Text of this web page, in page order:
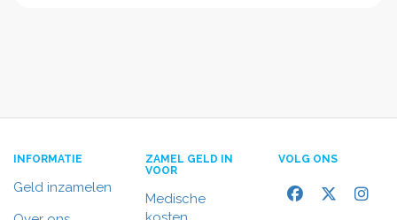
INFORMATIE
Geld inzamelen
ZAMEL GELD IN
VOOR
Medische
VOLG ONS